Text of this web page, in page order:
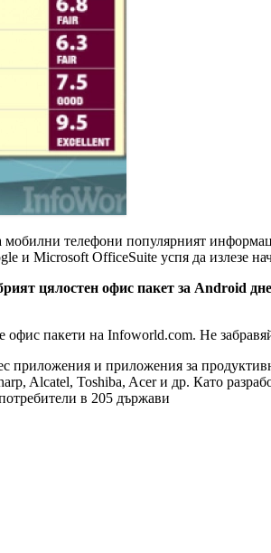
мобилни телефони популярният
и Microsoft OfficeSuite успя да излезе
цялостен офис пакет за Android
пакети на Infoworld.com. Не
приложения и приложения за
Alcatel, Toshiba, Acer и др. Като
в 205 държави